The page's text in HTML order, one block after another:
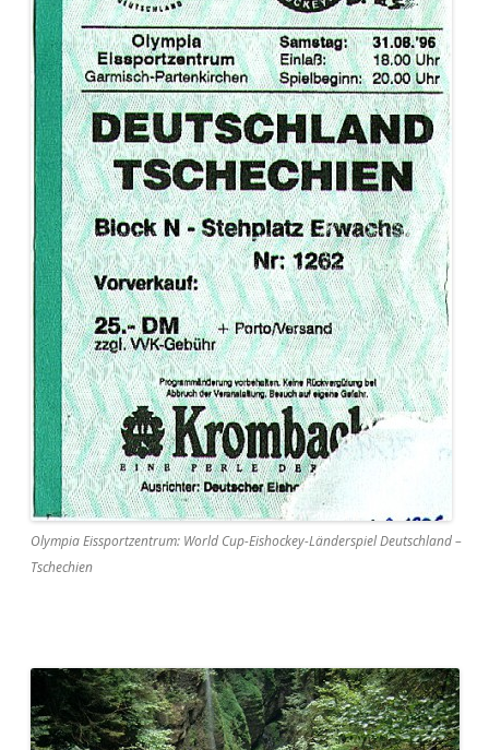
Olympia Eissportzentrum: World Cup-Eishockey-Länderspiel Deutschland –
Tschechien